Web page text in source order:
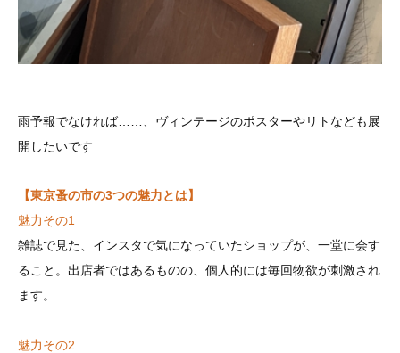
雨予報でなければ……、ヴィンテージのポスターやリトなども展
開したいです
【東京蚤の市の3つの魅力とは】
魅力その1
雑誌で見た、インスタで気になっていたショップが、一堂に会す
ること。出店者ではあるものの、個人的には毎回物欲が刺激され
ます。
魅力その2